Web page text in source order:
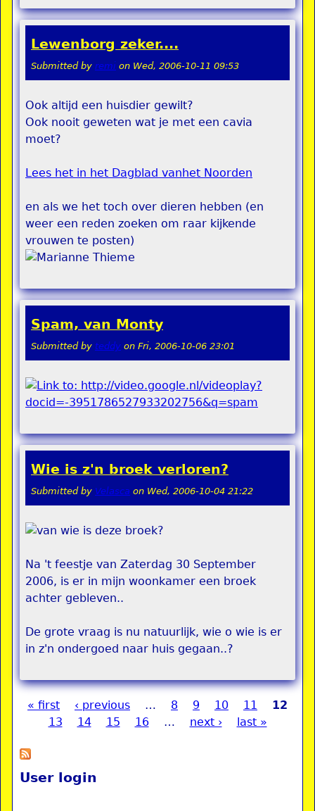
Lewenborg zeker....
Submitted by remi on Wed, 2006-10-11 09:53
Ook altijd een huisdier gewilt?
Ook nooit geweten wat je met een cavia
moet?
Lees het in het Dagblad vanhet Noorden
en als we het toch over dieren hebben (en
weer een reden zoeken om raar kijkende
vrouwen te posten)
Spam, van Monty
Submitted by teddy on Fri, 2006-10-06 23:01
Wie is z'n broek verloren?
Submitted by Velasca on Wed, 2006-10-04 21:22
Na 't feestje van Zaterdag 30 September
2006, is er in mijn woonkamer een broek
achter gebleven..
De grote vraag is nu natuurlijk, wie o wie is er
in z'n ondergoed naar huis gegaan..?
Pages
« first ‹ previous … 8 9 10 11
12
13
14 15 16 … next › last »
User login